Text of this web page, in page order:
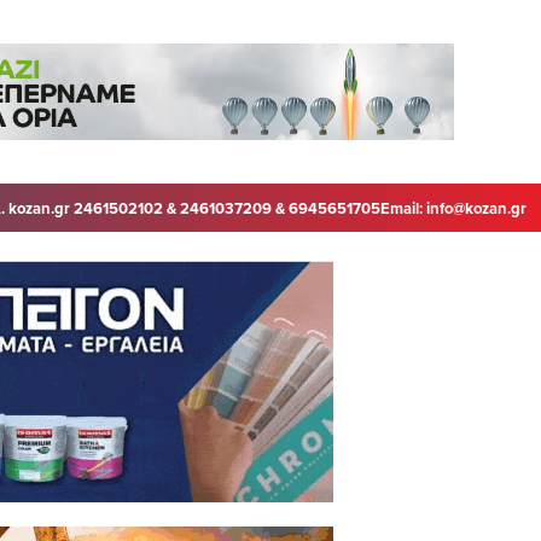
kozan.gr 2461502102 & 2461037209 & 6945651705Email:info@kozan.gr